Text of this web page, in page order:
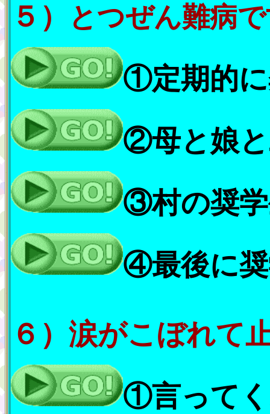
５） とつぜん難病
①定期的に
②母と娘と
③村の奨学
④最後に奨
６）涙がこぼれて
①言って